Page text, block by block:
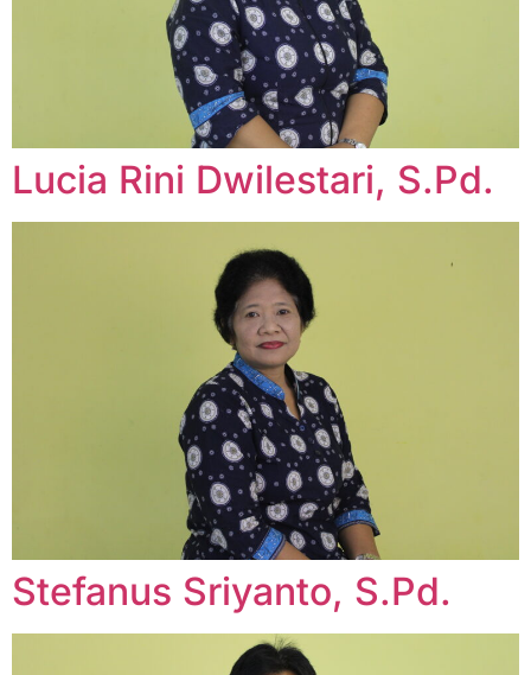
Lucia Rini Dwilestari, S.Pd.
Stefanus Sriyanto, S.Pd.